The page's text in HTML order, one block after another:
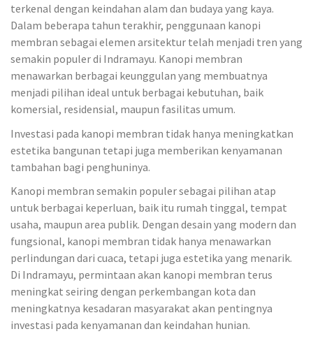
terkenal dengan keindahan alam dan budaya yang kaya.
Dalam beberapa tahun terakhir, penggunaan kanopi
membran sebagai elemen arsitektur telah menjadi tren yang
semakin populer di Indramayu. Kanopi membran
menawarkan berbagai keunggulan yang membuatnya
menjadi pilihan ideal untuk berbagai kebutuhan, baik
komersial, residensial, maupun fasilitas umum.
Investasi pada kanopi membran tidak hanya meningkatkan
estetika bangunan tetapi juga memberikan kenyamanan
tambahan bagi penghuninya.
Kanopi membran semakin populer sebagai pilihan atap
untuk berbagai keperluan, baik itu rumah tinggal, tempat
usaha, maupun area publik. Dengan desain yang modern dan
fungsional, kanopi membran tidak hanya menawarkan
perlindungan dari cuaca, tetapi juga estetika yang menarik.
Di Indramayu, permintaan akan kanopi membran terus
meningkat seiring dengan perkembangan kota dan
meningkatnya kesadaran masyarakat akan pentingnya
investasi pada kenyamanan dan keindahan hunian.